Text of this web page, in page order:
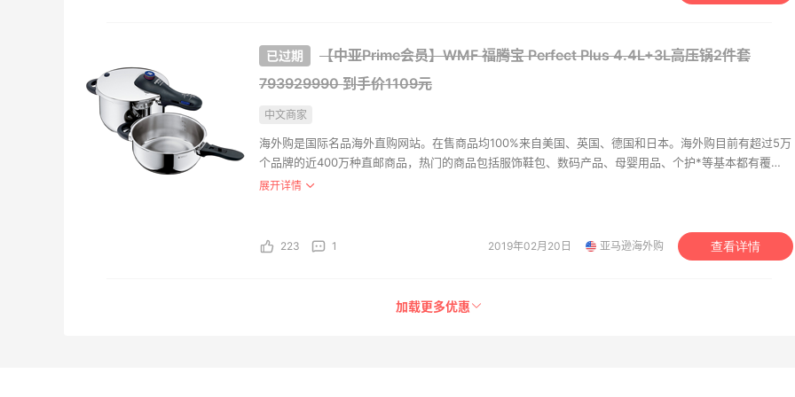
【中亚Prime会员】WMF 福腾宝 Perfect Plus 4.4L+3L高压锅2件套
793929990到手价1109元
中文商家
海外购是国际名品海外直购网站。在售商品均100%来自美国、英国、德国和日本。海外购目前有超过5万
个品牌的近400万种直邮商品，热门的商品包括服饰鞋包、数码产品、母婴用品、个护*等基本都有覆
盖。海外购全中文页面，保持中美价格同步，为苦于语言障碍和不会转运的用户提供便利及中国本地客服
展开详情
223 1 2019年02月20日 亚马逊海外购 查看详情
加载更多优惠